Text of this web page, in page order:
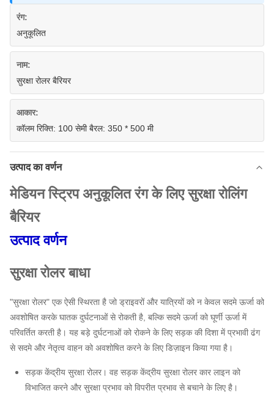
रंग:
अनुकूलित
नाम:
सुरक्षा रोलर बैरियर
आकार:
कॉलम रिक्ति: 100 सेमी बैरल: 350 * 500 मी
उत्पाद का वर्णन
मेडियन स्ट्रिप अनुकूलित रंग के लिए सुरक्षा रोलिंग
बैरियर
उत्पाद वर्णन
सुरक्षा रोलर बाधा
"सुरक्षा रोलर" एक ऐसी स्थिरता है जो ड्राइवरों और यात्रियों को न केवल सदमे ऊर्जा को
अवशोषित करके घातक दुर्घटनाओं से रोकती है, बल्कि सदमे ऊर्जा को घूर्णी ऊर्जा में
परिवर्तित करती है। यह बड़े दुर्घटनाओं को रोकने के लिए सड़क की दिशा में प्रभावी ढंग
से सदमे और नेतृत्व वाहन को अवशोषित करने के लिए डिज़ाइन किया गया है।
सड़क केंद्रीय सुरक्षा रोलर। वह सड़क केंद्रीय सुरक्षा रोलर कार लाइन को
विभाजित करने और सुरक्षा प्रभाव को विपरीत प्रभाव से बचाने के लिए है।